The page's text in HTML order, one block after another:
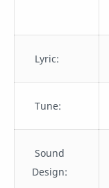
Lyric:
Tune:
Sound
Design: